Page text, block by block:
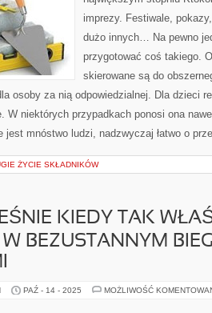
imprezy. Festiwale,
dużo innych… Na pewno
przygotować coś takiego.
skierowane są do
osoby za nią odpowiedzialnej. Dla dzieci
W niektórych przypadkach ponosi ona
jest mnóstwo ludzi, nadzwyczaj łatwo o
ŻYCIE SKŁADNIKÓW
KIEDY TAK
W BEZUSTANNYM
PAŹ - 14 - 2025 MOŻLIWOŚĆ